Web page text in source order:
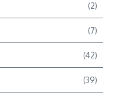
(2)
(7)
(42)
(39)